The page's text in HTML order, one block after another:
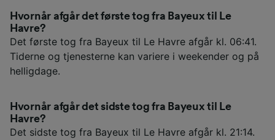
Hvornår afgår det første tog fra Bayeux til Le
Havre?
Det første tog fra Bayeux til Le Havre afgår kl. 06:41.
Tiderne og tjenesterne kan variere i weekender og på
helligdage.
Hvornår afgår det sidste tog fra Bayeux til Le
Havre?
Det sidste tog fra Bayeux til Le Havre afgår kl. 21:14.